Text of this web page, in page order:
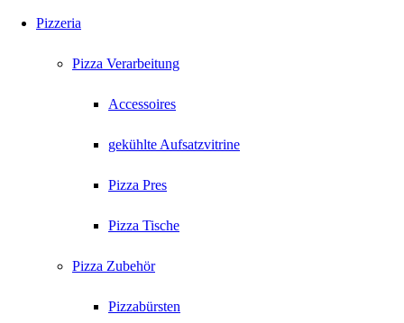
Pizzeria
Pizza Verarbeitung
Accessoires
gekühlte Aufsatzvitrine
Pizza Pres
Pizza Tische
Pizza Zubehör
Pizzabürsten